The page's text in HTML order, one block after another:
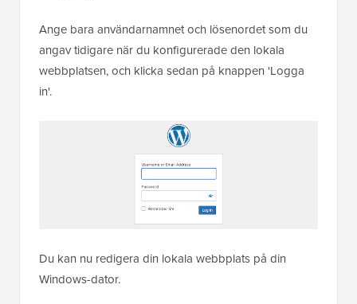
Ange bara användarnamnet och lösenordet som du
angav tidigare när du konfigurerade den lokala
webbplatsen, och klicka sedan på knappen 'Logga
in'.
Du kan nu redigera din lokala webbplats på din
Windows-dator.